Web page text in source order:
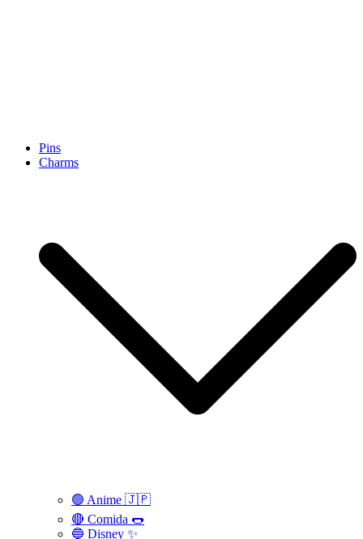
Pinpollo Store
Pins
Charms
🟢 Anime 🇯🇵
🔴 Comida 🌭
🔵 Disney ✨